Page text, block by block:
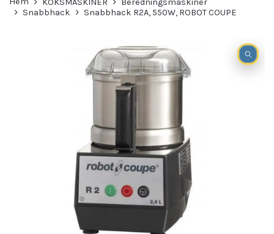
KÖKSMASKINER
Beredningsmaskiner
Snabbhack
Snabbhack R2A, 550W, ROBOT COUPE